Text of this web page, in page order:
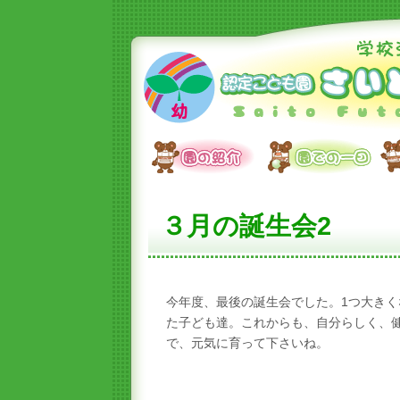
３月の誕生会2
今年度、最後の誕生会でした。1つ大き
た子ども達。これからも、自分らしく、
で、元気に育って下さいね。